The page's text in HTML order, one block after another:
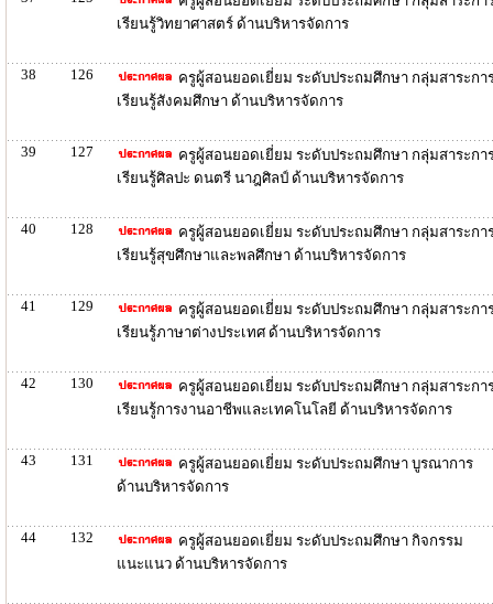
เรียนรู้วิทยาศาสตร์ ด้านบริหารจัดการ
38 126
ครูผู้สอนยอดเยี่ยม ระดับประถมศึกษา กลุ่มสาระกา
เรียนรู้สังคมศึกษา ด้านบริหารจัดการ
39 127
ครูผู้สอนยอดเยี่ยม ระดับประถมศึกษา กลุ่มสาระกา
เรียนรู้ศิลปะ ดนตรี นาฎศิลป์ ด้านบริหารจัดการ
40 128
ครูผู้สอนยอดเยี่ยม ระดับประถมศึกษา กลุ่มสาระกา
เรียนรู้สุขศึกษาและพลศึกษา ด้านบริหารจัดการ
41 129
ครูผู้สอนยอดเยี่ยม ระดับประถมศึกษา กลุ่มสาระกา
เรียนรู้ภาษาต่างประเทศ ด้านบริหารจัดการ
42 130
ครูผู้สอนยอดเยี่ยม ระดับประถมศึกษา กลุ่มสาระกา
เรียนรู้การงานอาชีพและเทคโนโลยี ด้านบริหารจัดการ
43 131
ครูผู้สอนยอดเยี่ยม ระดับประถมศึกษา บูรณาการ
ด้านบริหารจัดการ
44 132
ครูผู้สอนยอดเยี่ยม ระดับประถมศึกษา กิจกรรม
แนะแนว ด้านบริหารจัดการ